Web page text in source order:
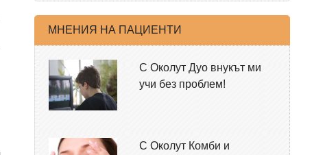
МНЕНИЯ НА ПАЦИЕНТИ
С Околут Дуо внукът ми
учи без проблем!
С Околут Комби и